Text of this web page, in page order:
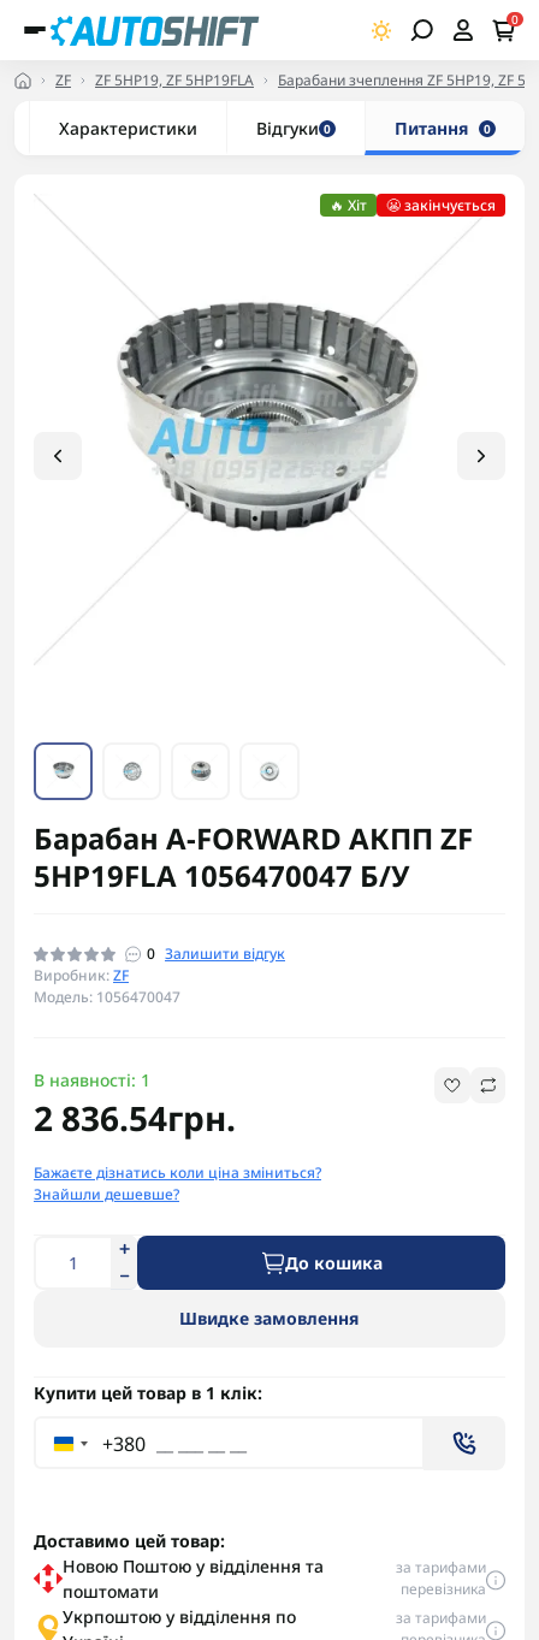
0
ZF ZF 5HP19, ZF 5HP19FLA Барабани зчеплення ZF 5HP19, ZF
Характеристики Відгуки 0 Питання 0
🔥 Хіт 😬 закінчується
Барабан A-FORWARD АКПП ZF
5HP19FLA 1056470047 Б/У
0 Залишити відгук
Виробник:ZF
Модель: 1056470047
В наявності: 1
2 836.54грн.
Бажаєте дізнатись коли ціна зміниться?
Знайшли дешевше?
До кошика
Швидке замовлення
Купити цей товар в 1 клік:
+380
Доставимо цей товар:
Новою Поштою у відділення та
поштомати
за тарифами
перевізника
Укрпоштою у відділення по
за тарифами